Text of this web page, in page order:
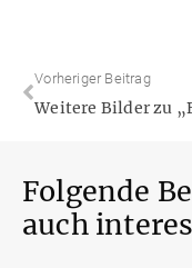
Vorheriger Beitrag
Folgende
auch